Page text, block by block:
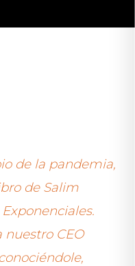
de la pandemia,
de Salim
nuestro CEO